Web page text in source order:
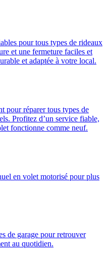
pour tous types de rideaux
et une fermeture faciles et
et adaptée à votre local.
pour réparer tous types de
Profitez d’un service fiable,
fonctionne comme neuf.
en volet motorisé pour plus
de garage pour retrouver
au quotidien.